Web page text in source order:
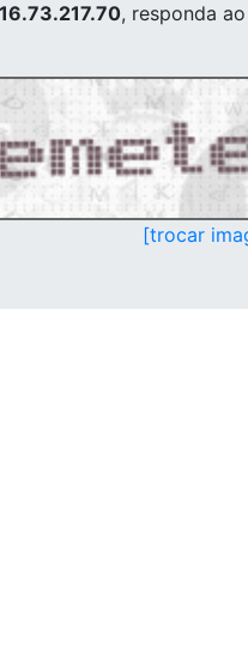
, responda
[trocar